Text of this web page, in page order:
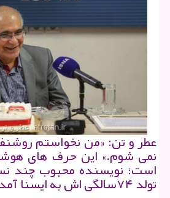
عطر و تن: «من نخواستم
نمی شوم.» این حرف های
است؛ نویسنده محبوب چند
تولد ۷۴سالگی اش به ایسنا آمد.